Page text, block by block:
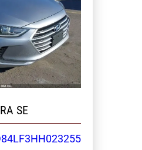
SE